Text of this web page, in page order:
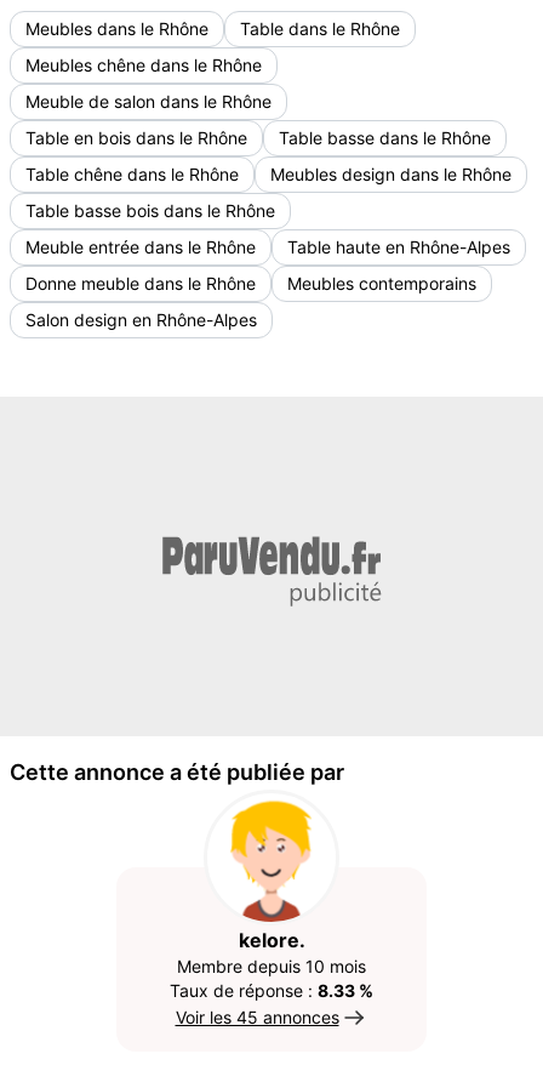
Meubles dans le Rhône
Table dans le Rhône
Meubles chêne dans le Rhône
Meuble de salon dans le Rhône
Table en bois dans le Rhône
Table basse dans le Rhône
Table chêne dans le Rhône
Meubles design dans le Rhône
Table basse bois dans le Rhône
Meuble entrée dans le Rhône
Table haute en Rhône-Alpes
Donne meuble dans le Rhône
Meubles contemporains
Salon design en Rhône-Alpes
Cette annonce a été publiée par
kelore.
Membre depuis 10 mois
Taux de réponse : 8.33 %
Voir les 45 annonces